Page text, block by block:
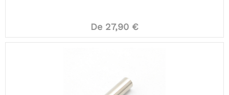
De 27,90 €